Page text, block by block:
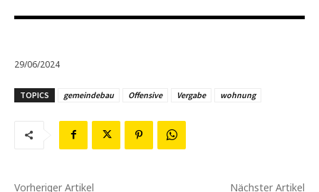
29/06/2024
TOPICS gemeindebau Offensive Vergabe wohnung
Vorheriger Artikel Nächster Artikel